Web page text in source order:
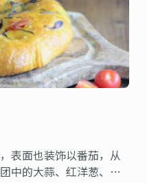
表面也装饰以番茄，从
中的大蒜、红洋葱、迷